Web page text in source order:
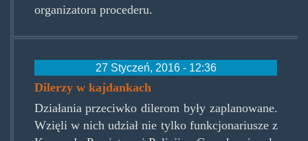
organizatora procederu.
27 Styczeń, 2016 - 12:36
Dilerzy w kajdankach
Działania przeciwko dilerom były zaplanowane.
Wzięli w nich udział nie tylko funkcjonariusze z